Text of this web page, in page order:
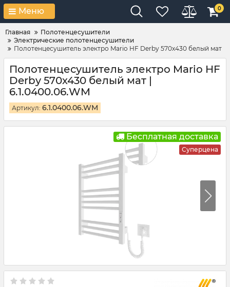
Меню 0
Главная
Полотенцесушители
Электрические полотенцесушители
Полотенцесушитель электро Mario HF Derby 570х430 белый мат
Полотенцесушитель электро Mario HF
Derby 570х430 белый мат |
6.1.0400.06.WM
Артикул: 6.1.0400.06.WM
Бесплатная доставка
Суперцена